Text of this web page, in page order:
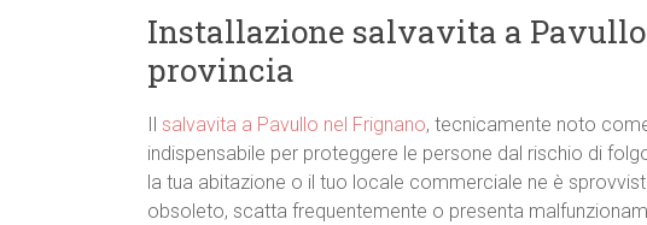
Installazione salvavita a
provincia
salvavita a Pavullo nel Frignano, tecnicamente noto
indispensabile per proteggere le persone dal rischio di
la tua abitazione o il tuo locale commerciale ne è
obsoleto, scatta frequentemente o presenta